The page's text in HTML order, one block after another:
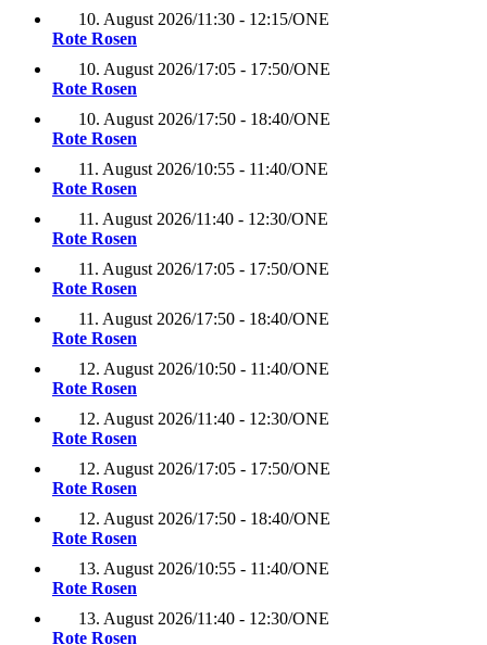
10. August 2026/11:30 - 12:15/ONE
Rote Rosen
10. August 2026/17:05 - 17:50/ONE
Rote Rosen
10. August 2026/17:50 - 18:40/ONE
Rote Rosen
11. August 2026/10:55 - 11:40/ONE
Rote Rosen
11. August 2026/11:40 - 12:30/ONE
Rote Rosen
11. August 2026/17:05 - 17:50/ONE
Rote Rosen
11. August 2026/17:50 - 18:40/ONE
Rote Rosen
12. August 2026/10:50 - 11:40/ONE
Rote Rosen
12. August 2026/11:40 - 12:30/ONE
Rote Rosen
12. August 2026/17:05 - 17:50/ONE
Rote Rosen
12. August 2026/17:50 - 18:40/ONE
Rote Rosen
13. August 2026/10:55 - 11:40/ONE
Rote Rosen
13. August 2026/11:40 - 12:30/ONE
Rote Rosen